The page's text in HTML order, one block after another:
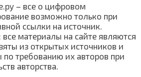
– все о цифровом
возможно только при
ссылки на источник.
материалы на сайте являются
из открытых источников и
требованию их авторов при
авторства.